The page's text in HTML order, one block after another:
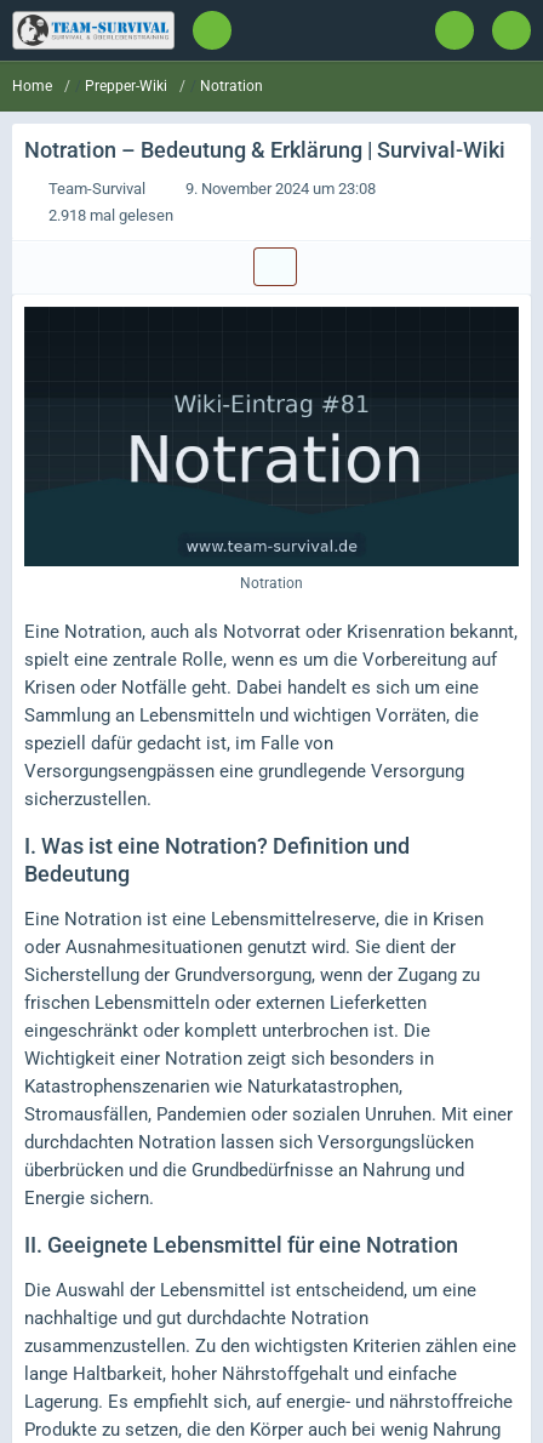
Home Prepper-Wiki Notration
Notration – Bedeutung & Erklärung | Survival-Wiki
Team-Survival
9. November 2024 um 23:08
2.918 mal gelesen
Notration
Eine Notration, auch als Notvorrat oder Krisenration bekannt,
spielt eine zentrale Rolle, wenn es um die Vorbereitung auf
Krisen oder Notfälle geht. Dabei handelt es sich um eine
Sammlung an Lebensmitteln und wichtigen Vorräten, die
speziell dafür gedacht ist, im Falle von
Versorgungsengpässen eine grundlegende Versorgung
sicherzustellen.
I. Was ist eine Notration? Definition und
Bedeutung
Eine Notration ist eine Lebensmittelreserve, die in Krisen
oder Ausnahmesituationen genutzt wird. Sie dient der
Sicherstellung der Grundversorgung, wenn der Zugang zu
frischen Lebensmitteln oder externen Lieferketten
eingeschränkt oder komplett unterbrochen ist. Die
Wichtigkeit einer Notration zeigt sich besonders in
Katastrophenszenarien wie Naturkatastrophen,
Stromausfällen, Pandemien oder sozialen Unruhen. Mit einer
durchdachten Notration lassen sich Versorgungslücken
überbrücken und die Grundbedürfnisse an Nahrung und
Energie sichern.
II. Geeignete Lebensmittel für eine Notration
Die Auswahl der Lebensmittel ist entscheidend, um eine
nachhaltige und gut durchdachte Notration
zusammenzustellen. Zu den wichtigsten Kriterien zählen eine
lange Haltbarkeit, hoher Nährstoffgehalt und einfache
Lagerung. Es empfiehlt sich, auf energie- und nährstoffreiche
Produkte zu setzen, die den Körper auch bei wenig Nahrung